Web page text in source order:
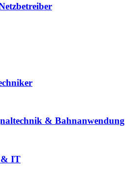
& Bahnanwendung
& IT